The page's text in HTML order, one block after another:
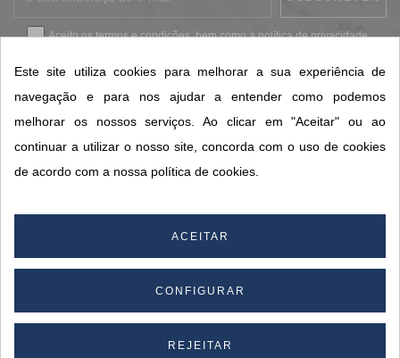
Aceito ostermos e condições, bem como apolítica de privacidade.
CONTACTOS SORISA
Este site utiliza cookies para melhorar a sua experiência de
navegação e para nos ajudar a entender como podemos
melhorar os nossos serviços. Ao clicar em "Aceitar" ou ao
continuar a utilizar o nosso site, concorda com o uso de cookies
de acordo com a nossa política de cookies.
ACEITAR
CONFIGURAR
REJEITAR